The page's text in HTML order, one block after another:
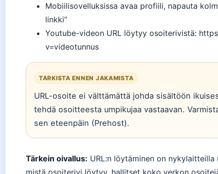
Mobiilisovelluksissa avaa profiili, napauta
linkki”
Youtube-videon URL löytyy osoiterivistä:
v=videotunnus
TARKISTA ENNEN JAKAMISTA
URL-osoite ei välttämättä johda sisältöön
tehdä osoitteesta umpikujaa vastaavan.
sen eteenpäin (Prehost).
Tärkein oivallus: URL:n löytäminen on
mistä osoiterivi löytyy, hallitset koko verkon